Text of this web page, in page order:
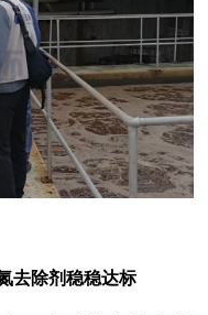
去除剂稳稳达标